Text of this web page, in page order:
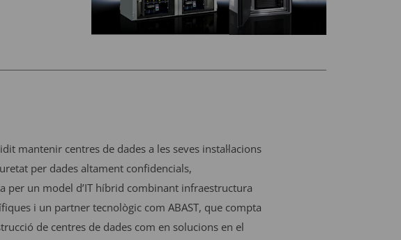
mantenir centres de dades a les seves instal·lacions
per dades altament confidencials,
per un model d’IT híbrid combinant infraestructura
i un partner tecnològic com ABAST, que compta
de centres de dades com en solucions en el